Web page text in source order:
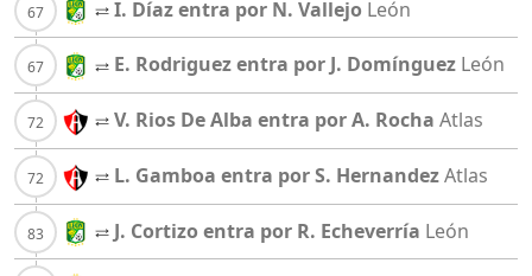
I. Díaz entra por N. Vallejo León
E. Rodriguez entra por J. Domínguez León
V. Rios De Alba entra por A. Rocha Atlas
L. Gamboa entra por S. HernandezAtlas
J. Cortizo entra por R. Echeverría León